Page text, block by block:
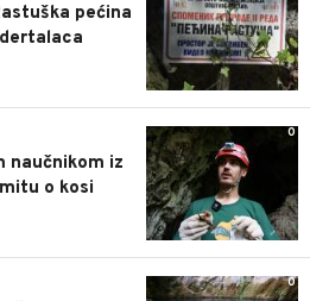
pećina
0
naučnikom iz
o kosi
0